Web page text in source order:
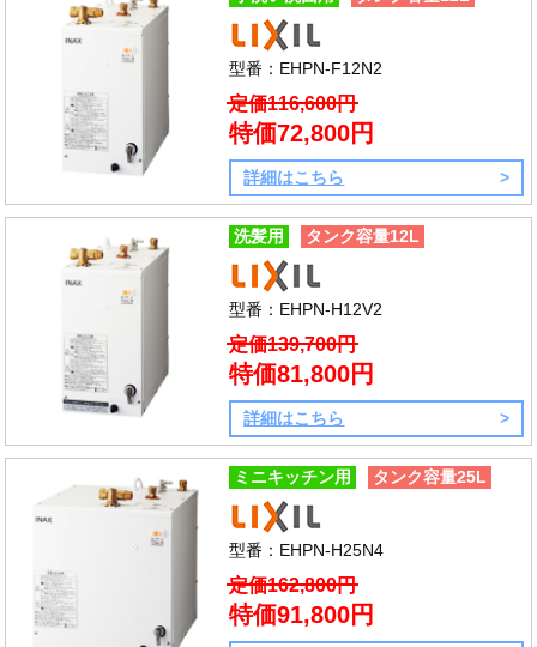
型番：EHPN-F12N2
定価116,600円
特価72,800円
詳細はこちら
洗髪用 タンク容量12L
型番：EHPN-H12V2
定価139,700円
特価81,800円
詳細はこちら
ミニキッチン用 タンク容量25L
型番：EHPN-H25N4
定価162,800円
特価91,800円